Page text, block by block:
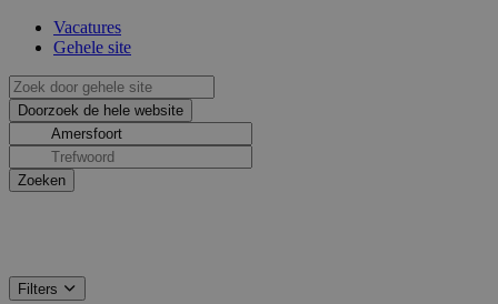
Vacatures
Gehele site
Filters